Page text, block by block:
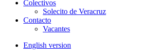
Colectivos
Solecito de Veracruz
Contacto
Vacantes
English version